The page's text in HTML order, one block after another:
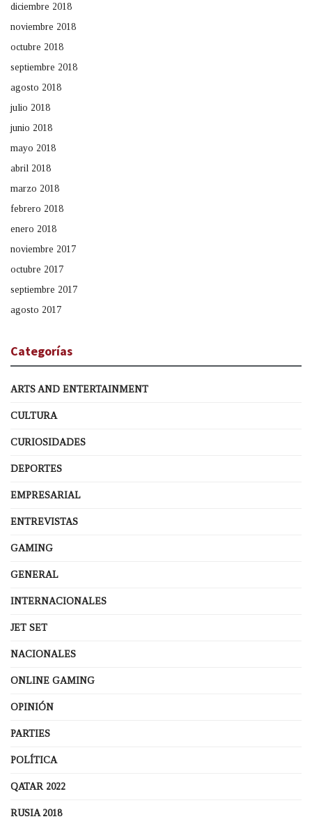
diciembre 2018
noviembre 2018
octubre 2018
septiembre 2018
agosto 2018
julio 2018
junio 2018
mayo 2018
abril 2018
marzo 2018
febrero 2018
enero 2018
noviembre 2017
octubre 2017
septiembre 2017
agosto 2017
Categorías
ARTS AND ENTERTAINMENT
CULTURA
CURIOSIDADES
DEPORTES
EMPRESARIAL
ENTREVISTAS
GAMING
GENERAL
INTERNACIONALES
JET SET
NACIONALES
ONLINE GAMING
OPINIÓN
PARTIES
POLÍTICA
QATAR 2022
RUSIA 2018